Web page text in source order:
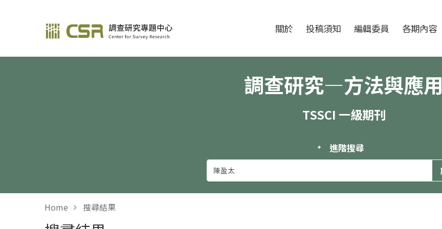
調查研究—方法與應用期刊 關於 投稿須知 編輯委員 各期內容
調查研究—方法與應用
TSSCI 一級期刊
進階搜尋
Home 搜尋結果